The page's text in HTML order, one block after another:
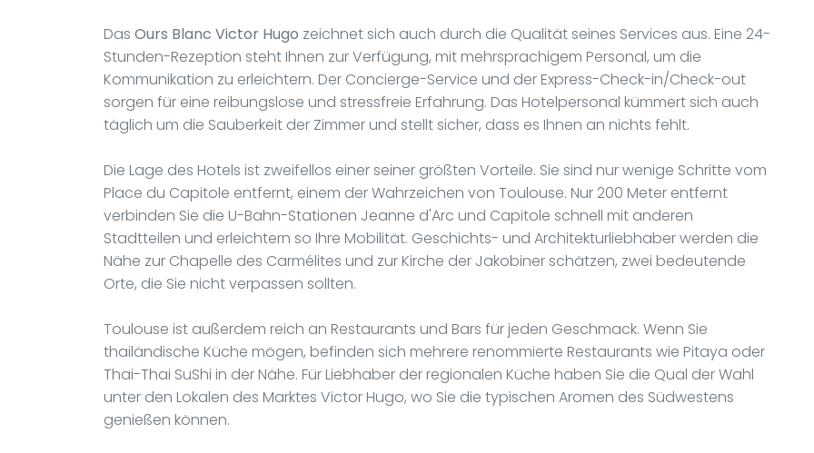
Das Ours Blanc Victor Hugo zeichnet sich auch durch die Qualität seines Services aus. Eine 24-
Stunden-Rezeption steht Ihnen zur Verfügung, mit mehrsprachigem Personal, um die
Kommunikation zu erleichtern. Der Concierge-Service und der Express-Check-in/Check-out
sorgen für eine reibungslose und stressfreie Erfahrung. Das Hotelpersonal kümmert sich auch
täglich um die Sauberkeit der Zimmer und stellt sicher, dass es Ihnen an nichts fehlt.
Die Lage des Hotels ist zweifellos einer seiner größten Vorteile. Sie sind nur wenige Schritte vom
Place du Capitole entfernt, einem der Wahrzeichen von Toulouse. Nur 200 Meter entfernt
verbinden Sie die U-Bahn-Stationen Jeanne d'Arc und Capitole schnell mit anderen
Stadtteilen und erleichtern so Ihre Mobilität. Geschichts- und Architekturliebhaber werden die
Nähe zur Chapelle des Carmélites und zur Kirche der Jakobiner schätzen, zwei bedeutende
Orte, die Sie nicht verpassen sollten.
Toulouse ist außerdem reich an Restaurants und Bars für jeden Geschmack. Wenn Sie
thailändische Küche mögen, befinden sich mehrere renommierte Restaurants wie Pitaya oder
Thai-Thai SuShi in der Nähe. Für Liebhaber der regionalen Küche haben Sie die Qual der Wahl
unter den Lokalen des Marktes Victor Hugo, wo Sie die typischen Aromen des Südwestens
genießen können.